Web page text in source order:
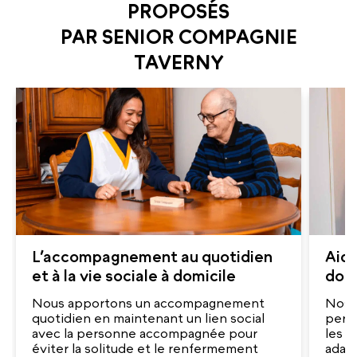
PROPOSÉS
PAR SENIOR COMPAGNIE
TAVERNY
L’accompagnement au quotidien
et à la vie sociale à domicile
Nous apportons un accompagnement
quotidien en maintenant un lien social
avec la personne accompagnée pour
éviter la solitude et le renfermement
Nos
les